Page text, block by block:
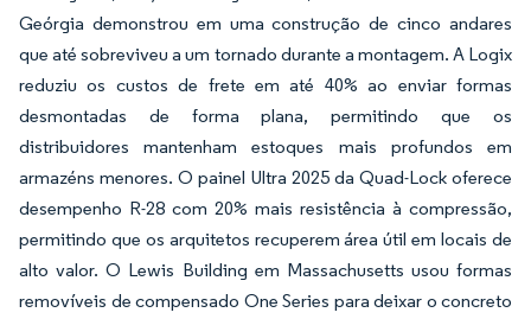
Geórgia demonstrou em uma construção de cinco andares
que até sobreviveu a um tornado durante a montagem. A Logix
reduziu os custos de frete em até 40% ao enviar formas
desmontadas de forma plana, permitindo que os
distribuidores mantenham estoques mais profundos em
armazéns menores. O painel Ultra 2025 da Quad-Lock oferece
desempenho R-28 com 20% mais resistência à compressão,
permitindo que os arquitetos recuperem área útil em locais de
alto valor. O Lewis Building em Massachusetts usou formas
removíveis de compensado One Series para deixar o concreto